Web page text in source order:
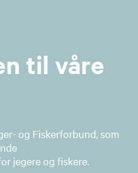
til våre
og Fiskerforbund, som
jegere og fiskere.